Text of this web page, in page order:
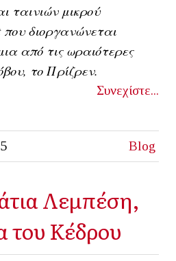
ταινιών μικρού
που διοργανώνεται
από τις ωραιότερες
το Πρίζρεν.
Συνεχίστε...
Blog
Λεμπέση,
του Κέδρου